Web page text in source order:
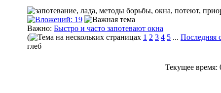
Важно: Быстро и часто запотевают окна
(
1 2 3 4 5 ... Последняя
глеб
Текущее время: